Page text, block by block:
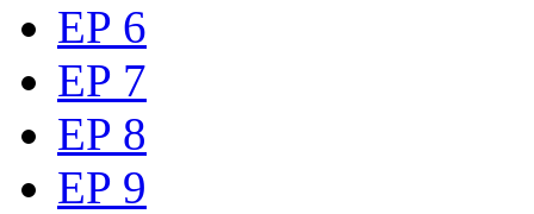
EP 6
EP 7
EP 8
EP 9